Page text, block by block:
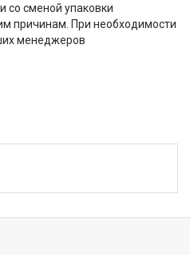
со сменой упаковки
причинам. При необходимости
менеджеров